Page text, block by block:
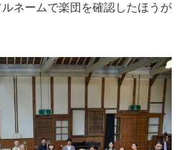
ネームで楽団を確認したほうが